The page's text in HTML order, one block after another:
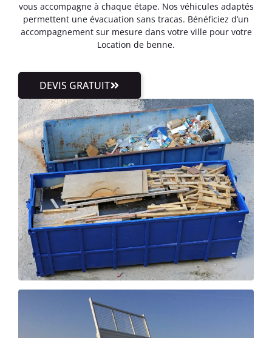
vous accompagne à chaque étape. Nos véhicules adaptés
permettent une évacuation sans tracas. Bénéficiez d’un
accompagnement sur mesure dans votre ville pour votre
Location de benne.
DEVIS GRATUIT